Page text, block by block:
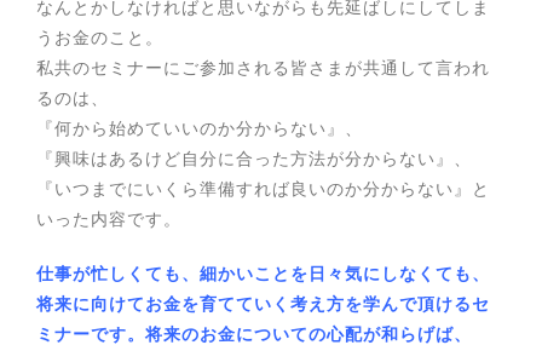
なんとかしなければと思いながらも先延ばしにしてしま
うお金のこと。
私共のセミナーにご参加される皆さまが共通して言われ
るのは、
『何から始めていいのか分からない』、
『興味はあるけど自分に合った方法が分からない』、
『いつまでにいくら準備すれば良いのか分からない』と
いった内容です。
仕事が忙しくても、細かいことを日々気にしなくても、
将来に向けてお金を育てていく考え方を学んで頂けるセ
ミナーです。将来のお金についての心配が和らげば、